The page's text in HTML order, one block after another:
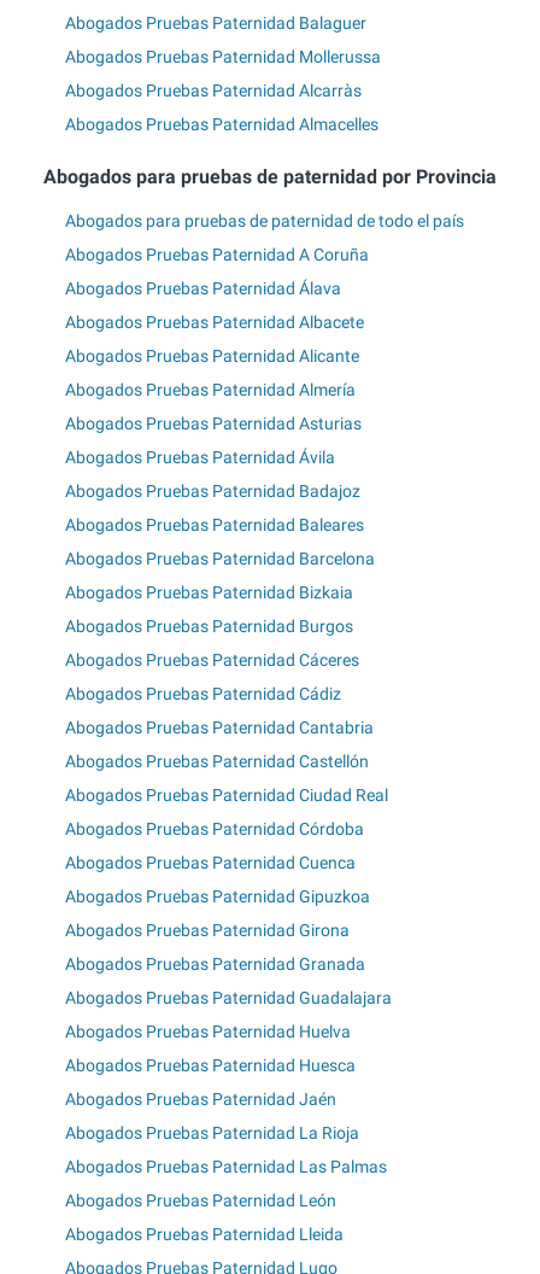
Abogados Pruebas Paternidad Balaguer
Abogados Pruebas Paternidad Mollerussa
Abogados Pruebas Paternidad Alcarràs
Abogados Pruebas Paternidad Almacelles
Abogados para pruebas de paternidad por Provincia
Abogados para pruebas de paternidad de todo el país
Abogados Pruebas Paternidad A Coruña
Abogados Pruebas Paternidad Álava
Abogados Pruebas Paternidad Albacete
Abogados Pruebas Paternidad Alicante
Abogados Pruebas Paternidad Almería
Abogados Pruebas Paternidad Asturias
Abogados Pruebas Paternidad Ávila
Abogados Pruebas Paternidad Badajoz
Abogados Pruebas Paternidad Baleares
Abogados Pruebas Paternidad Barcelona
Abogados Pruebas Paternidad Bizkaia
Abogados Pruebas Paternidad Burgos
Abogados Pruebas Paternidad Cáceres
Abogados Pruebas Paternidad Cádiz
Abogados Pruebas Paternidad Cantabria
Abogados Pruebas Paternidad Castellón
Abogados Pruebas Paternidad Ciudad Real
Abogados Pruebas Paternidad Córdoba
Abogados Pruebas Paternidad Cuenca
Abogados Pruebas Paternidad Gipuzkoa
Abogados Pruebas Paternidad Girona
Abogados Pruebas Paternidad Granada
Abogados Pruebas Paternidad Guadalajara
Abogados Pruebas Paternidad Huelva
Abogados Pruebas Paternidad Huesca
Abogados Pruebas Paternidad Jaén
Abogados Pruebas Paternidad La Rioja
Abogados Pruebas Paternidad Las Palmas
Abogados Pruebas Paternidad León
Abogados Pruebas Paternidad Lleida
Abogados Pruebas Paternidad Lugo